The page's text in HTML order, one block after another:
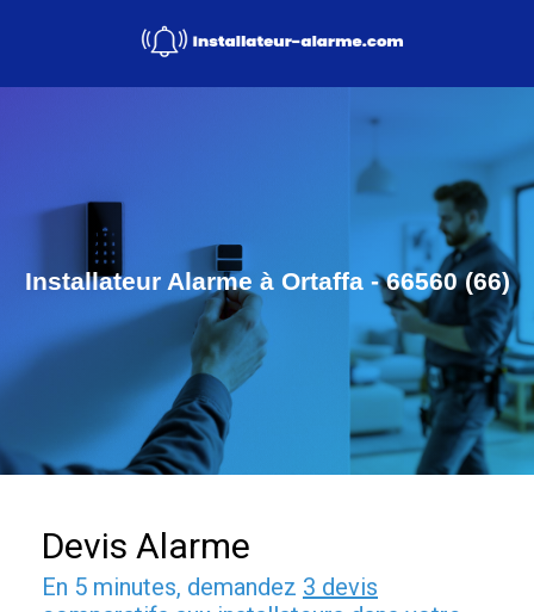
Installateur Alarme à Ortaffa - 66560 (66)
Devis Alarme
En 5 minutes, demandez 3 devis